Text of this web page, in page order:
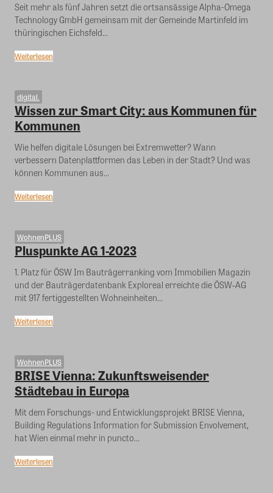
Seit mehr als fünf Jahren setzt die ortsansässige Alpha-Omega
Technology GmbH gemeinsam mit der Gemeinde Martinfeld im
thüringischen Eichsfeld...
Weiterlesen
digital.
Wissen zur Smart City: aus Kommunen für
Kommunen
Wie helfen digitale Lösungen bei Extremwetter? Wann
verbessern Datenplattformen das Leben in der Stadt? Und was
können Kommunen aus...
Weiterlesen
WohnenPLUS
Pluspunkte AG 1-2023
1. Platz für ÖSW Im Bauträgerranking vom Immobilien Magazin
und der Bauträgerdatenbank Exploreal erreichte die ÖSW‐AG
mit 917 fertiggestellten Wohneinheiten...
Weiterlesen
WohnenPLUS
BRISE Vienna: Zukunftsweisender
Städtebau in Europa
Mit dem Forschungs- und Entwicklungsprojekt BRISE Vienna,
Building Regulations Information for Submission Envolvement,
hat Wien einmal mehr in puncto...
Weiterlesen